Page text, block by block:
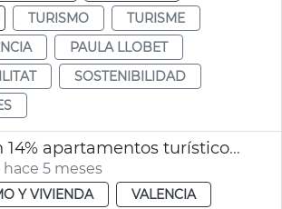
TURISMO
TURISME
PAULA LLOBET
SOSTENIBILIDAD
Reducción 14% apartamentos turísticos València ciudad
5 meses
Y VIVIENDA
VALENCIA